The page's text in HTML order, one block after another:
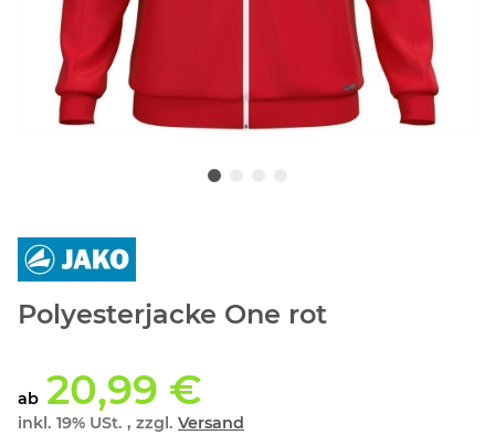
Polyesterjacke One rot
ab 20,99 €
inkl. 19% USt. , zzgl. Versand